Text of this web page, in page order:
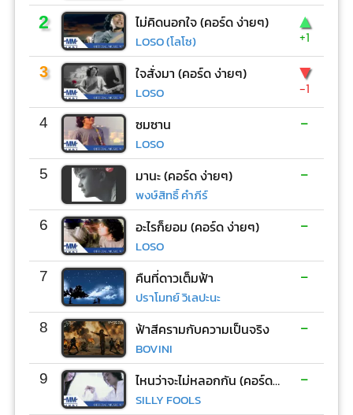
2 ไม่คิดนอกใจ (คอร์ด ง่ายๆ)
LOSO (โลโซ)
▲
+1
3 ใจสั่งมา (คอร์ด ง่ายๆ)
LOSO
▼
-1
4 ซมซาน
LOSO
-
5 มานะ (คอร์ด ง่ายๆ)
พงษ์สิทธิ์ คำภีร์
-
6 อะไรก็ยอม (คอร์ด ง่ายๆ)
LOSO
-
7 คืนที่ดาวเต็มฟ้า
ปราโมทย์ วิเลปะนะ
-
8 ฟ้าสีครามกับความเป็นจริง
BOVINI
-
9 ไหนว่าจะไม่หลอกกัน (คอร์ด ง่ายๆ)
SILLY FOOLS
-